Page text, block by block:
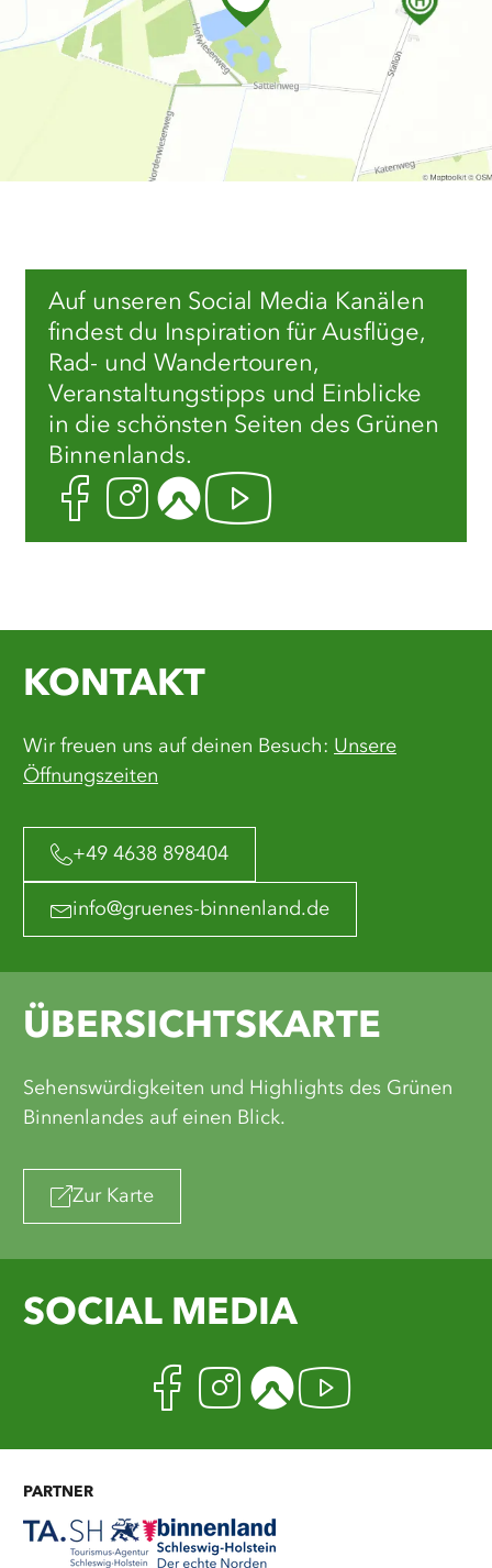
Auf unseren Social Media Kanälen
findest du Inspiration für Ausflüge,
Rad- und Wandertouren,
Veranstaltungstipps und Einblicke
in die schönsten Seiten des Grünen
Binnenlands.
FacebookInstagram
KomootYoutube
KONTAKT
Wir freuen uns auf deinen Besuch: Unsere
Öffnungszeiten
+49 4638 898404
info@gruenes-binnenland.de
ÜBERSICHTSKARTE
Sehenswürdigkeiten und Highlights des Grünen
Binnenlandes auf einen Blick.
Zur Karte
SOCIAL MEDIA
Facebook
Instagram
Komoot
PARTNER